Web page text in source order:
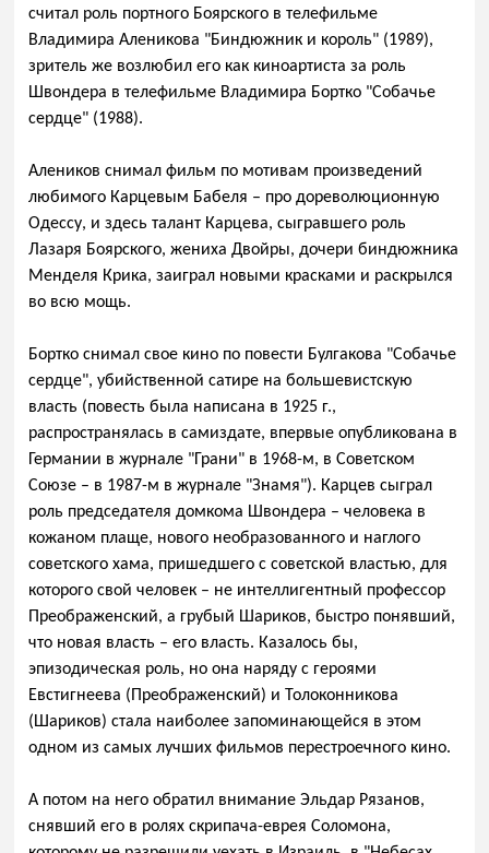
считал роль портного Боярского в телефильме
Владимира Аленикова "Биндюжник и король" (1989),
зритель же возлюбил его как киноартиста за роль
Швондера в телефильме Владимира Бортко "Собачье
сердце" (1988).
Алеников снимал фильм по мотивам произведений
любимого Карцевым Бабеля – про дореволюционную
Одессу, и здесь талант Карцева, сыгравшего роль
Лазаря Боярского, жениха Двойры, дочери биндюжника
Менделя Крика, заиграл новыми красками и раскрылся
во всю мощь.
Бортко снимал свое кино по повести Булгакова "Собачье
сердце", убийственной сатире на большевистскую
власть (повесть была написана в 1925 г.,
распространялась в самиздате, впервые опубликована в
Германии в журнале "Грани" в 1968-м, в Советском
Союзе – в 1987-м в журнале "Знамя"). Карцев сыграл
роль председателя домкома Швондера – человека в
кожаном плаще, нового необразованного и наглого
советского хама, пришедшего с советской властью, для
которого свой человек – не интеллигентный профессор
Преображенский, а грубый Шариков, быстро понявший,
что новая власть – его власть. Казалось бы,
эпизодическая роль, но она наряду с героями
Евстигнеева (Преображенский) и Толоконникова
(Шариков) стала наиболее запоминающейся в этом
одном из самых лучших фильмов перестроечного кино.
А потом на него обратил внимание Эльдар Рязанов,
снявший его в ролях скрипача-еврея Соломона,